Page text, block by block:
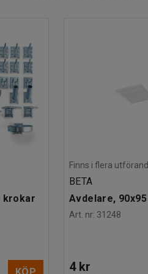
som gör att du enkelt kan
krokar
Finns i flera
BETA
Avdelare, 90x95
Art. nr: 31248
4 kr